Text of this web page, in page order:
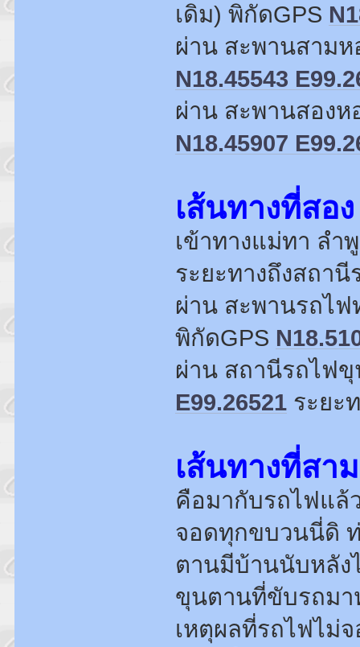
เดิม) พิกัดGPS
ผ่าน สะพานสาม
N18.45543
ผ่าน สะพานสอง
N18.45907
เส้นทางที่สอง
เข้าทางแม่ทา ลำ
ระยะทางถึงสถา
ผ่าน สะพานรถไ
พิกัดGPS
ผ่าน สถานีรถไฟ
E99.26521ระยะ
เส้นทางที่สาม
คือมากับรถไฟแล้
จอดทุกขบวนนี่ดิ ท่
ตานมีบ้านนับหลัง
ขุนตานที่ขับรถม
เหตุผลที่รถไฟไม่